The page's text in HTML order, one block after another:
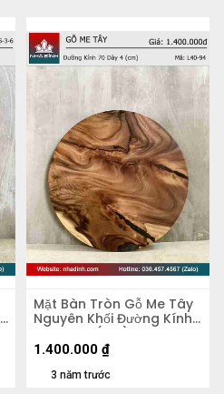
Mặt Bàn Tròn Gỗ Me Tây
Nguyên Khối Đường Kính
70 Dày 4 (cm)
3 năm trước
1.400.000 ₫